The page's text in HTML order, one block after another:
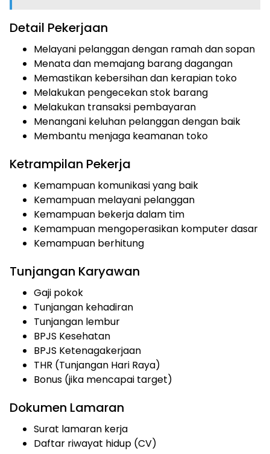
Detail Pekerjaan
Melayani pelanggan dengan ramah dan sopan
Menata dan memajang barang dagangan
Memastikan kebersihan dan kerapian toko
Melakukan pengecekan stok barang
Melakukan transaksi pembayaran
Menangani keluhan pelanggan dengan baik
Membantu menjaga keamanan toko
Ketrampilan Pekerja
Kemampuan komunikasi yang baik
Kemampuan melayani pelanggan
Kemampuan bekerja dalam tim
Kemampuan mengoperasikan komputer dasar
Kemampuan berhitung
Tunjangan Karyawan
Gaji pokok
Tunjangan kehadiran
Tunjangan lembur
BPJS Kesehatan
BPJS Ketenagakerjaan
THR (Tunjangan Hari Raya)
Bonus (jika mencapai target)
Dokumen Lamaran
Surat lamaran kerja
Daftar riwayat hidup (CV)